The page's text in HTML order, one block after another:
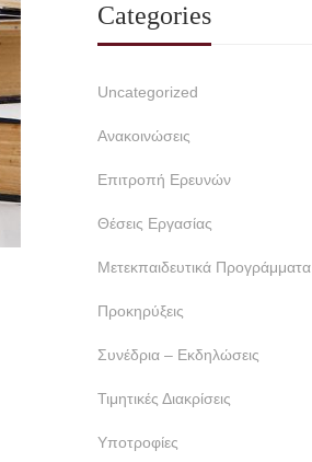
Categories
Uncategorized
Ανακοινώσεις
Επιτροπή Ερευνών
Θέσεις Εργασίας
Μετεκπαιδευτικά Προγράμματα
Προκηρύξεις
Συνέδρια – Εκδηλώσεις
Τιμητικές Διακρίσεις
Υποτροφίες